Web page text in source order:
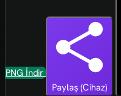
PNG İndir
Paylaş (Cihaz)